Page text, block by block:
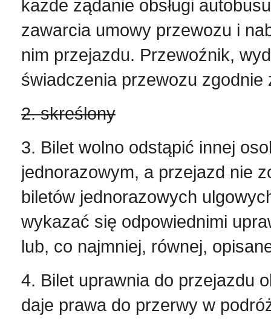
każde żądanie obsługi
zawarcia umowy przewozu i
nim przejazdu. Przewoźnik,
świadczenia przewozu
2. skreślony
3. Bilet wolno odstąpić innej
jednorazowym, a przejazd nie
biletów jednorazowych
wykazać się odpowiednimi
lub, co najmniej, równej,
4. Bilet uprawnia do przejazdu
daje prawa do przerwy w